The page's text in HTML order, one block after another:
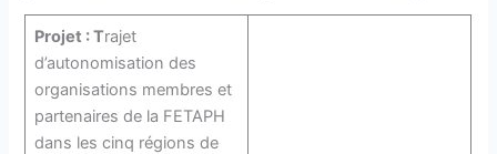
Projet :Trajet
d’autonomisation des
organisations membres et
partenaires de la FETAPH
dans les cinq régions de